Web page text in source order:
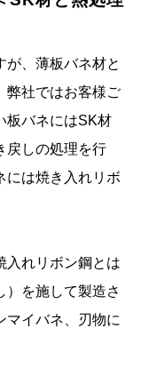
が、薄板バネ材と
弊社ではお客様ご
板バネにはSK材
戻しの処理を行
には焼き入れリボ
入れリボン鋼とは
）を施して製造さ
マイバネ、刃物に